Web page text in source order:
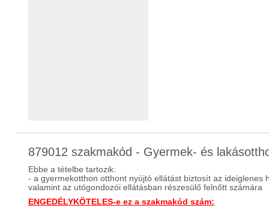
879012 szakmakód - Gyermek- és
Ebbe a tételbe tartozik:
- a gyermekotthon otthont nyújtó ellátást biztosít az ideiglenes
valamint az utógondozói ellátásban részesülő felnőtt számára
ENGEDÉLYKÖTELES-e ez a szakmakód szám: